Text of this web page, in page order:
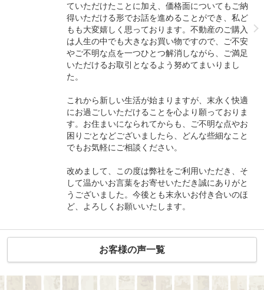
ていただけたことに加え、価格面についてもご納
得いただける形でお話を進めることができ、私ど
もも大変嬉しく思っております。不動産のご購入
は人生の中でも大きなお買い物ですので、ご不安
やご不明な点を一つひとつ解消しながら、ご満足
いただけるお取引となるよう努めてまいりまし
た。
これから新しい生活が始まりますが、末永く快適
にお過ごしいただけることを心より願っておりま
す。お住まいになられてからも、ご不明な点やお
困りごとなどございましたら、どんな些細なこと
でもお気軽にご相談ください。
改めまして、この度は弊社をご利用いただき、そ
して温かいお言葉をお寄せいただき誠にありがと
うございました。今後とも末永いお付き合いのほ
ど、よろしくお願いいたします。
お客様の声一覧